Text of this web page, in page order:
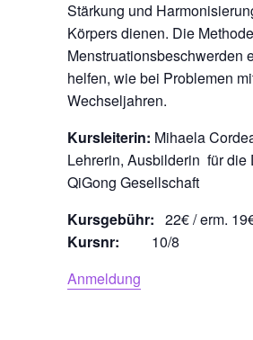
Stärkung und
Körpers dienen. Die
Menstruationsbeschwerden
helfen, wie bei Problemen
Wechseljahren.
Kursleiterin: Mihaela
Lehrerin, Ausbilderin für die
QiGong Gesellschaft
Kursgebühr: 22€ / erm.
Kursnr: 10/8
Anmeldung